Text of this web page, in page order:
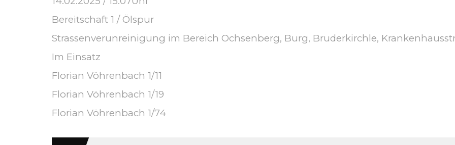
Bereitschaft 1 / Ölspur
Strassenverunreinigung im Bereich Ochsenberg, Burg, Bruderkirchle,
Im Einsatz
Florian Vöhrenbach 1/11
Florian Vöhrenbach 1/19
Florian Vöhrenbach 1/74